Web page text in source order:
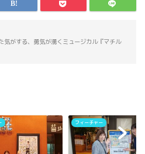
気がする、勇気が湧くミュージカル『マチル
フィーチャー